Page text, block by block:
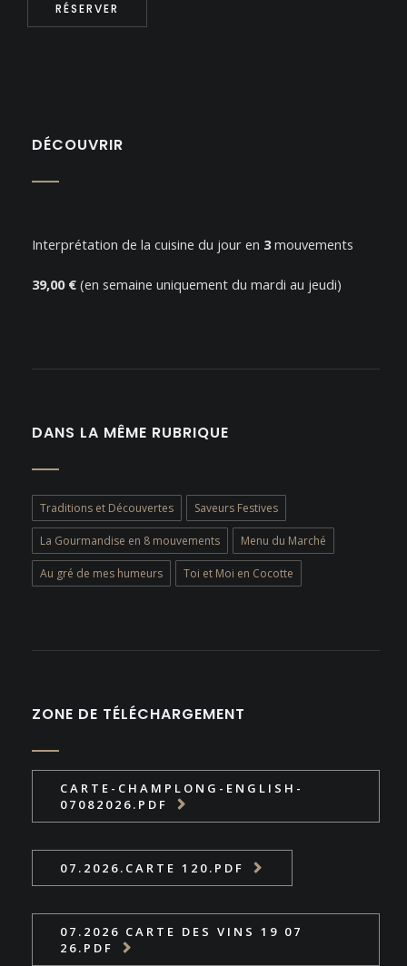
RÉSERVER
DÉCOUVRIR
Interprétation de la cuisine du jour en 3mouvements
39,00 € (en semaine uniquement du mardi au jeudi)
DANS LA MÊME RUBRIQUE
Traditions et Découvertes Saveurs Festives
La Gourmandise en 8 mouvements Menu du Marché
Au gré de mes humeurs Toi et Moi en Cocotte
ZONE DE TÉLÉCHARGEMENT
CARTE-CHAMPLONG-ENGLISH-
07082026.PDF
07.2026.CARTE 120.PDF
07.2026 CARTE DES VINS 19 07
26.PDF